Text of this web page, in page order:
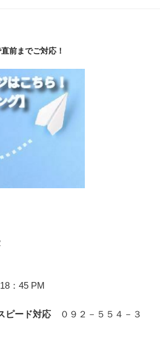
前までご対応！
：45 PM
ピード対応
０９２－５５４－３